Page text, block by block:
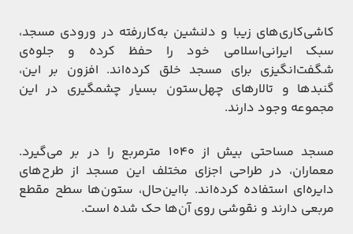
کاشی‌کاری‌های زیبا و دلنشین به‌کار‌رفته در ورودی مسجد،
سبک ایرانی‌اسلامی خود را حفظ کرده و جلوه‌ی
شگفت‌انگیزی برای مسجد خلق کرده‌اند. افزون بر این،
گنبدها و تالارهای چهل‌ستون بسیار چشمگیری در این
مجموعه وجود دارند.
مسجد مساحتی بیش از ۱۰۴۰ متر‌مربع را در بر می‌گیرد.
معماران، در طراحی اجزای مختلف این مسجد از طرح‌های
دایره‌ای استفاده کرده‌اند. بااین‌حال، ستون‌ها سطح مقطع
مربعی دارند و نقوشی روی آن‌ها حک شده است.